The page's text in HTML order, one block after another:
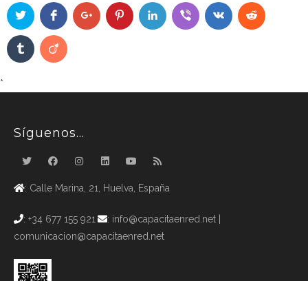
*
Síguenos…
: Calle Marina, 21, Huelva, España
: +34 677 155 921
: info@capacitaenred.net |
comunicacion@capacitaenred.net